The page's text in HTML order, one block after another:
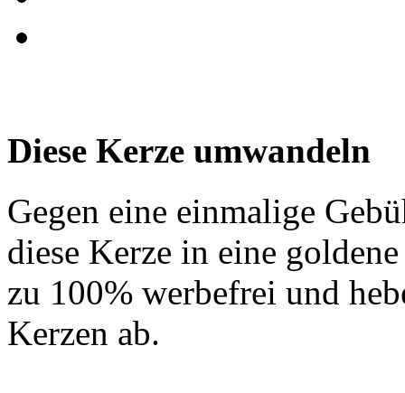
Diese Kerze umwandeln
Gegen eine einmalige
diese Kerze in eine
zu 100% werbefrei und
Kerzen ab.